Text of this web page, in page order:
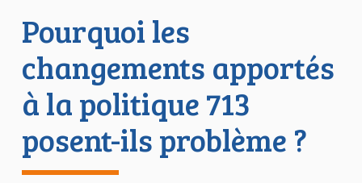
Pourquoi les
changements apportés
à la politique 713
posent-ils problème ?